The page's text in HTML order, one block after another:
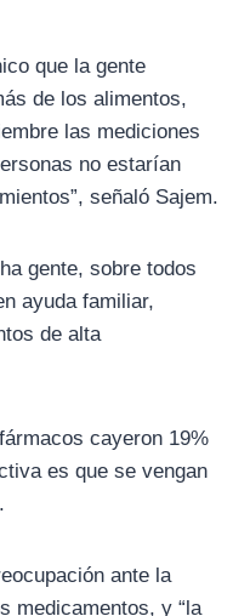
que la gente
de los alimentos,
las mediciones
no estarían
señaló Sajem.
gente, sobre todos
ayuda familiar,
de alta
cayeron 19%
es que se vengan
ante la
medicamentos, y “la